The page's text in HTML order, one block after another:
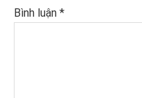
Bình luận *